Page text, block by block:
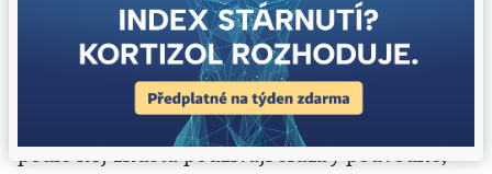
o takzvaný affiliate marketing. „Jako takový
není nekalou praktikou, nicméně jeho použití
ve srovnávačích je na hraně etiky,“ říká
marketingový specialista Jakub Slíva. Metodu
podle něj zhusta používají služby podvodné,